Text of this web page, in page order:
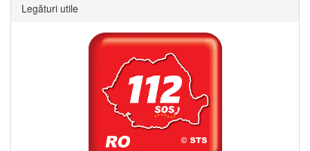
Legături utile